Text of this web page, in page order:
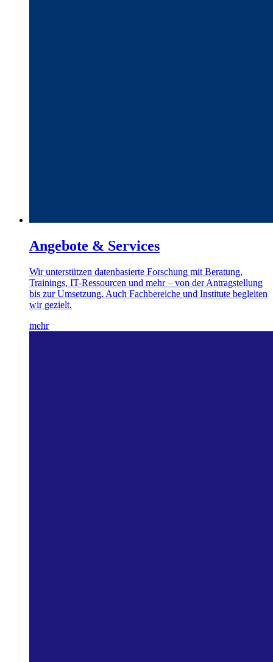
Angebote & Services
Wir unterstützen datenbasierte Forschung mit Beratung,
Trainings, IT-Ressourcen und mehr – von der Antragstellung
bis zur Umsetzung. Auch Fachbereiche und Institute begleiten
wir gezielt.
mehr